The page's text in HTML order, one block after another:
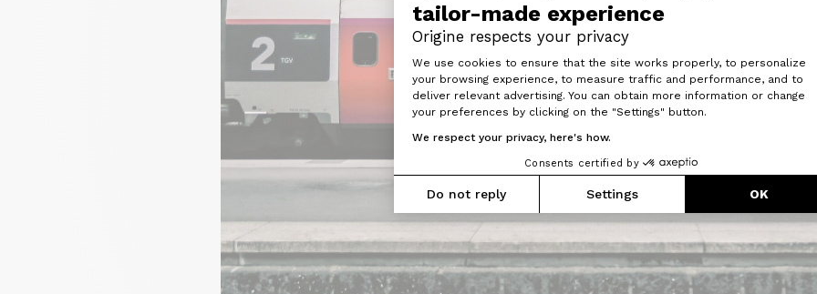
tailor-made experience
Origine respects your privacy
Consent Management Platform:
We use cookies to ensure that the site works properly, to personalize
your browsing experience, to measure traffic and performance, and to
deliver relevant advertising. You can obtain more information or change
your preferences by clicking on the "Settings" button.
We respect your privacy, here's how.
Consents certified by
Do not reply Settings OK
Axeptio consent